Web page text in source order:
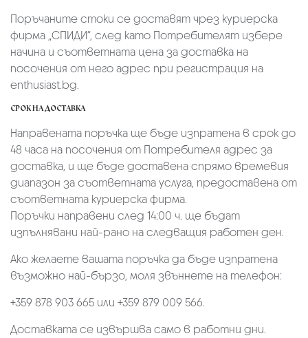
Поръчаните стоки се доставят чрез куриерскa
фирмa „СПИДИ“, след като Потребителят избере
начина и съответната цена за доставка на
посочения от него адрес при регистрация на
enthusiast.bg.
СРОК НА ДОСТАВКА
Направената поръчка ще бъде изпратена в срок до
48 часа на посочения от Потребителя адрес за
доставка, и ще бъде доставена спрямо времевия
диапазон за съответната услуга, предоставена от
съответната куриерска фирма.
Поръчки направени след 14:00 ч. ще бъдат
изпълнявани най-рано на следващия работен ден.
Ако желаете вашата поръчка да бъде изпратена
възможно най-бързо, моля звъннете на телефон:
+359 878 903 665 или +359 879 009 566.
Доставката се извършва само в работни дни.